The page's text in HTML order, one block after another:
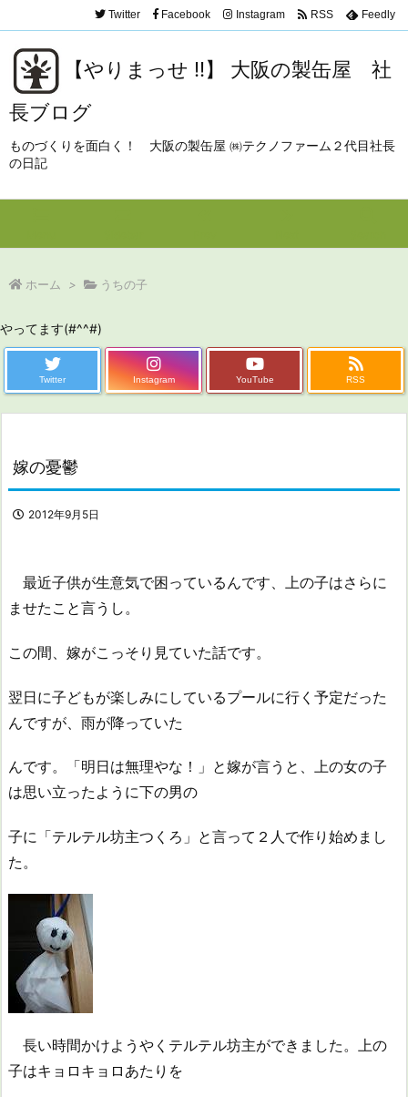
【やりまっせ !!】 大阪の製缶屋 社
長ブログ
ものづくりを面白く！ 大阪の製缶屋 ㈱テクノファーム２代目社長
の日記
Twitter Facebook Instagram RSS Feedly
ホーム > うちの子
やってます(#^^#)
Twitter Instagram YouTube RSS
嫁の憂鬱
2012年9月5日
最近子供が生意気で困っているんです、上の子はさらに
ませたこと言うし。
この間、嫁がこっそり見ていた話です。
翌日に子どもが楽しみにしているプールに行く予定だった
んですが、雨が降っていた
んです。「明日は無理やな！」と嫁が言うと、上の女の子
は思い立ったように下の男の
子に「テルテル坊主つくろ」と言って２人で作り始めまし
た。
長い時間かけようやくテルテル坊主ができました。上の
子はキョロキョロあたりを